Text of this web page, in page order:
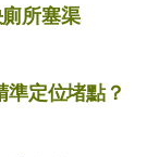
所塞渠
定位堵點？